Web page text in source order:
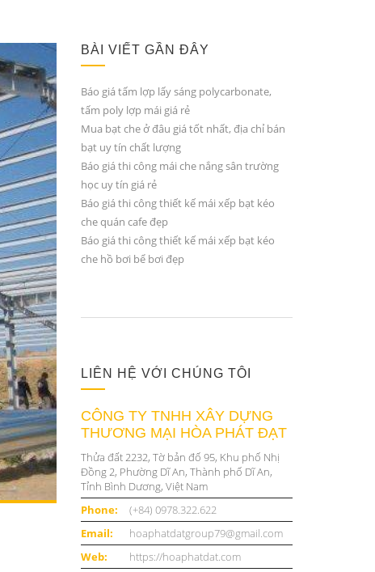
BÀI VIẾT GẦN ĐÂY
Báo giá tấm lợp lấy sáng polycarbonate,
tấm poly lợp mái giá rẻ
Mua bạt che ở đâu giá tốt nhất, địa chỉ bán
bạt uy tín chất lượng
Báo giá thi công mái che nắng sân trường
học uy tín giá rẻ
Báo giá thi công thiết kế mái xếp bạt kéo
che quán cafe đẹp
Báo giá thi công thiết kế mái xếp bạt kéo
che hồ bơi bể bơi đẹp
LIÊN HỆ VỚI CHÚNG TÔI
CÔNG TY TNHH XÂY DỰNG
THƯƠNG MẠI HÒA PHÁT ĐẠT
Thửa đất 2232, Tờ bản đố 95, Khu phố Nhị
Đồng 2, Phường Dĩ An, Thành phố Dĩ An,
Tỉnh Bình Dương, Việt Nam
Phone:
(+84) 0978.322.622
Email:
hoaphatdatgroup79@gmail.com
Web:
https://hoaphatdat.com